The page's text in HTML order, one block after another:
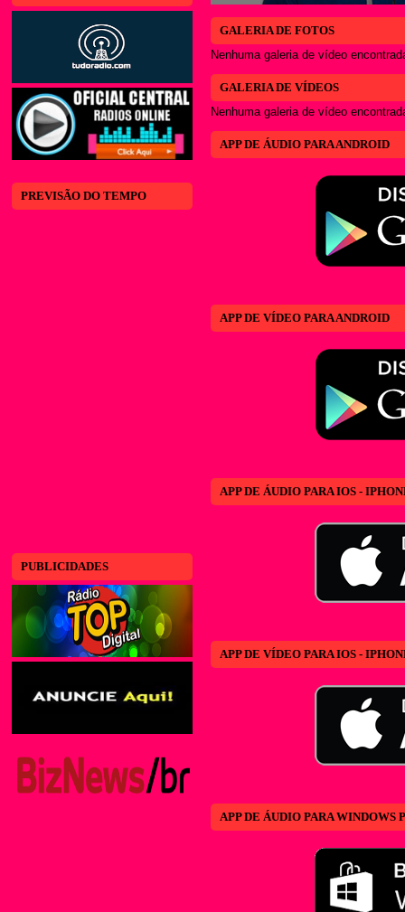
PREVISÃO DO TEMPO
PUBLICIDADES
GALERIA DE FOTOS
Nenhuma galeria de vídeo
GALERIA DE VÍDEOS
Nenhuma galeria de vídeo
APP DE ÁUDIO PARA ANDROID
APP DE VÍDEO PARA ANDROID
APP DE ÁUDIO PARA IOS -
APP DE VÍDEO PARA IOS -
APP DE ÁUDIO PARA WINDOWS